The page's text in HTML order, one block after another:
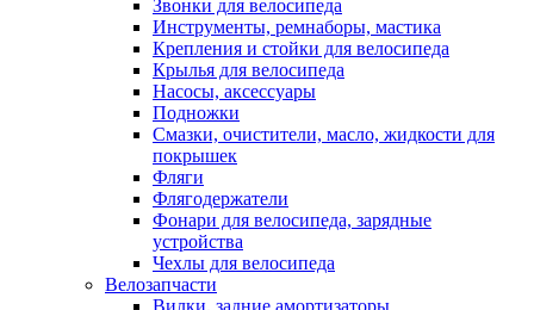
Звонки для велосипеда
Инструменты, ремнаборы, мастика
Крепления и стойки для велосипеда
Крылья для велосипеда
Насосы, аксессуары
Подножки
Смазки, очистители, масло, жидкости для
покрышек
Фляги
Флягодержатели
Фонари для велосипеда, зарядные
устройства
Чехлы для велосипеда
Велозапчасти